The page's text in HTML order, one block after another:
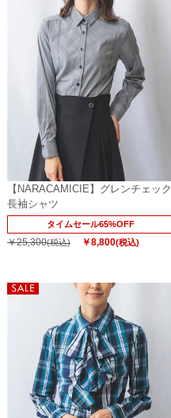
【NARACAMICIE】グレンチェック
長袖シャツ
タイムセール65%OFF
￥25,300(税込) ￥8,800(税込)